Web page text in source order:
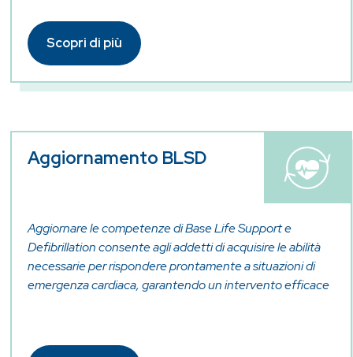
Scopri di più
Aggiornamento BLSD
Aggiornare le competenze di Base Life Support e
Defibrillation consente agli addetti di acquisire le abilità
necessarie per rispondere prontamente a situazioni di
emergenza cardiaca, garantendo un intervento efficace